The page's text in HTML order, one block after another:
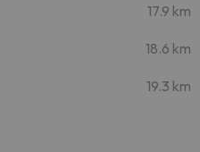
17.9 km
18.6 km
19.3 km